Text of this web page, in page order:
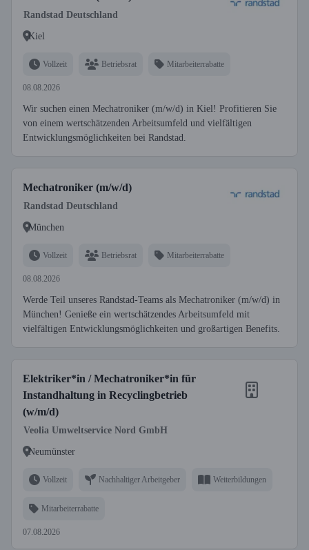
Randstad Deutschland
Kiel
Vollzeit Betriebsrat Mitarbeiterrabatte
08.08.2026
Wir suchen einen Mechatroniker (m/w/d) in Kiel! Profitieren Sie
von einem wertschätzenden Arbeitsumfeld und vielfältigen
Entwicklungsmöglichkeiten bei Randstad.
Mechatroniker (m/w/d)
Randstad Deutschland
München
Vollzeit Betriebsrat Mitarbeiterrabatte
08.08.2026
Werde Teil unseres Randstad-Teams als Mechatroniker (m/w/d) in
München! Genieße ein wertschätzendes Arbeitsumfeld mit
vielfältigen Entwicklungsmöglichkeiten und großartigen Benefits.
Elektriker*in / Mechatroniker*in für
Instandhaltung in Recyclingbetrieb
(w/m/d)
Veolia Umweltservice Nord GmbH
Neumünster
Vollzeit Nachhaltiger Arbeitgeber Weiterbildungen
Mitarbeiterrabatte
07.08.2026